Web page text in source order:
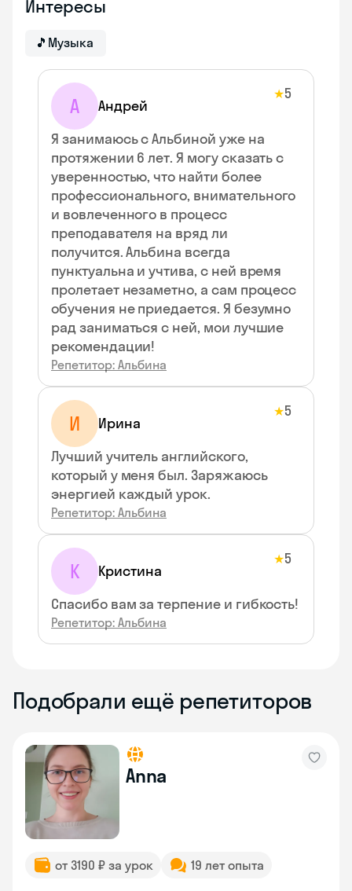
Интересы
🎵 Музыка
А Андрей
★5
Я занимаюсь с Альбиной уже на
протяжении 6 лет. Я могу сказать с
уверенностью, что найти более
профессионального, внимательного
и вовлеченного в процесс
преподавателя на вряд ли
получится. Альбина всегда
пунктуальна и учтива, с ней время
пролетает незаметно, а сам процесс
обучения не приедается. Я безумно
рад заниматься с ней, мои лучшие
рекомендации!
Репетитор: Альбина
И Ирина
★5
Лучший учитель английского,
который у меня был. Заряжаюсь
энергией каждый урок.
Репетитор: Альбина
К Кристина
★5
Спасибо вам за терпение и гибкость!
Репетитор: Альбина
Подобрали ещё репетиторов
Anna
от 3190 ₽ за урок 19 лет опыта